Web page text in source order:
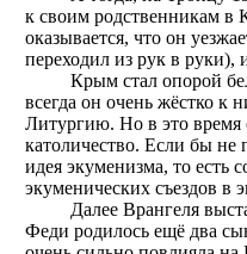
к своим родственникам
оказывается, что он
переходил из рук в руки),
Крым стал опорой
всегда он очень жёстко к
Литургию. Но в это время
католичество. Если бы не
идея экуменизма, то есть
экуменических съездов в
Далее Врангеля
Феди родилось ещё два